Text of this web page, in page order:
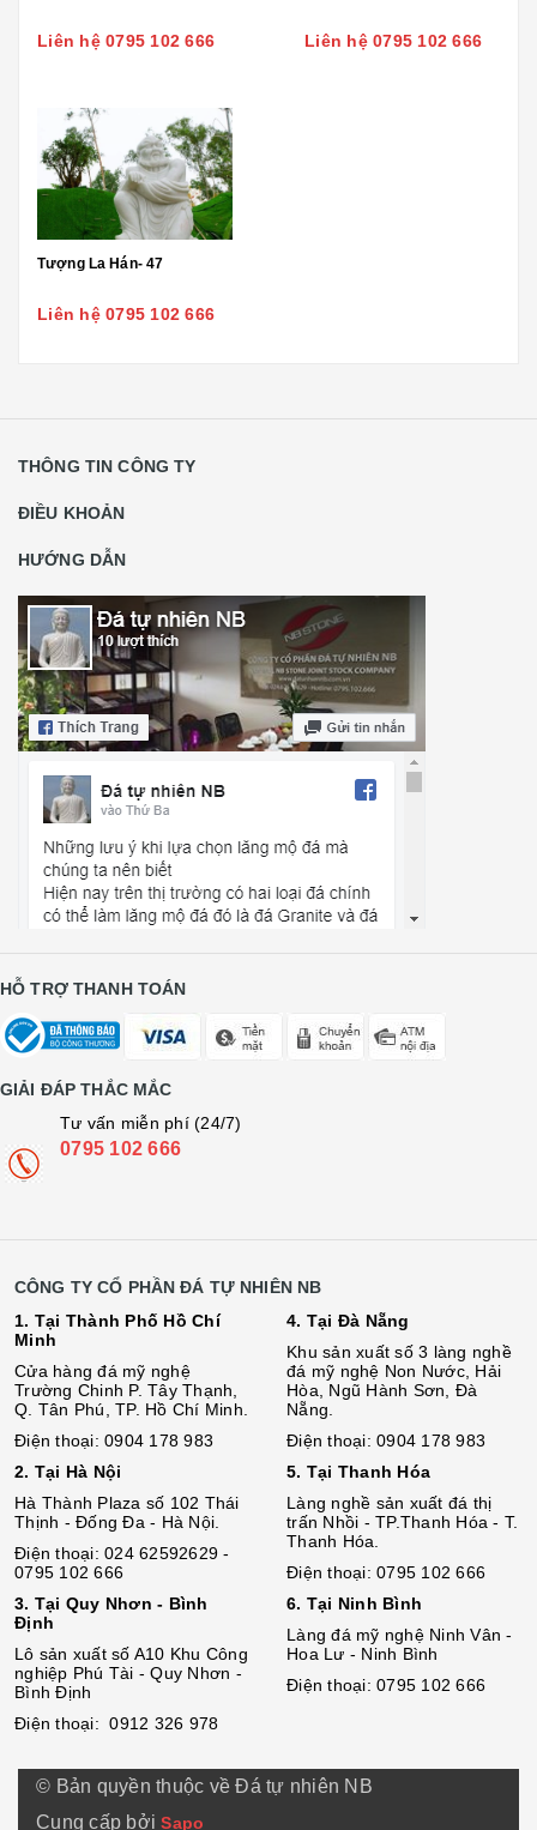
Liên hệ 0795 102 666 Liên hệ 0795 102 666
Tượng La Hán- 47
Liên hệ 0795 102 666
THÔNG TIN CÔNG TY
ĐIỀU KHOẢN
HƯỚNG DẪN
HỖ TRỢ THANH TOÁN
GIẢI ĐÁP THẮC MẮC
Tư vấn miễn phí (24/7)
0795 102 666
CÔNG TY CỔ PHẦN ĐÁ TỰ NHIÊN NB
1. Tại Thành Phố Hồ Chí
Minh
Cửa hàng đá mỹ nghệ
Trường Chinh P. Tây Thạnh,
Q. Tân Phú, TP. Hồ Chí Minh.
Điện thoại: 0904 178 983
2. Tại Hà Nội
Hà Thành Plaza số 102 Thái
Thịnh - Đống Đa - Hà Nội.
Điện thoại: 024 62592629 -
0795 102 666
3. Tại Quy Nhơn - Bình
Định
Lô sản xuất số A10 Khu Công
nghiệp Phú Tài - Quy Nhơn -
Bình Định
Điện thoại: 0912 326 978
4. Tại Đà Nẵng
Khu sản xuất số 3 làng nghề
đá mỹ nghệ Non Nước, Hải
Hòa, Ngũ Hành Sơn, Đà
Nẵng.
Điện thoại: 0904 178 983
5. Tại Thanh Hóa
Làng nghề sản xuất đá thị
trấn Nhồi - TP.Thanh Hóa - T.
Thanh Hóa.
Điện thoại: 0795 102 666
6. Tại Ninh Bình
Làng đá mỹ nghệ Ninh Vân -
Hoa Lư - Ninh Bình
Điện thoại: 0795 102 666
© Bản quyền thuộc về Đá tự nhiên NB
Cung cấp bởiSapo